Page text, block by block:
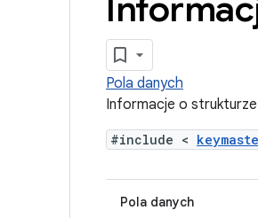
Pola danych
Informacje o
#include <
Pola danych